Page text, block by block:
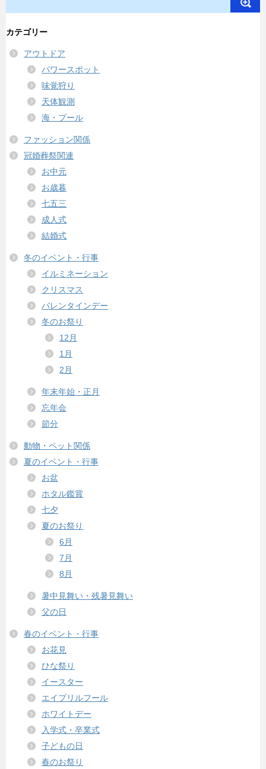
カテゴリー
アウトドア
パワースポット
味覚狩り
天体観測
海・プール
ファッション関係
冠婚葬祭関連
お中元
お歳暮
七五三
成人式
結婚式
冬のイベント・行事
イルミネーション
クリスマス
バレンタインデー
冬のお祭り
12月
1月
2月
年末年始・正月
忘年会
節分
動物・ペット関係
夏のイベント・行事
お盆
ホタル鑑賞
七夕
夏のお祭り
6月
7月
8月
暑中見舞い・残暑見舞い
父の日
春のイベント・行事
お花見
ひな祭り
イースター
エイプリルフール
ホワイトデー
入学式・卒業式
子どもの日
春のお祭り